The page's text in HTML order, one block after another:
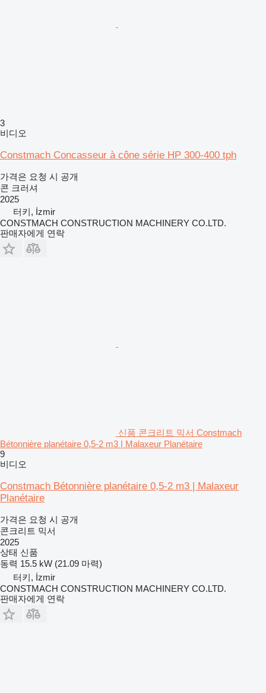
3
비디오
Constmach Concasseur à cône série HP 300-400 tph
가격은 요청 시 공개
콘 크러셔
2025
터키, İzmir
CONSTMACH CONSTRUCTION MACHINERY CO.LTD.
판매자에게 연락
신품 콘크리트 믹서 Constmach
Bétonnière planétaire 0,5-2 m3 | Malaxeur Planétaire
9
비디오
Constmach Bétonnière planétaire 0,5-2 m3 | Malaxeur
Planétaire
가격은 요청 시 공개
콘크리트 믹서
2025
상태 신품
동력 15.5 kW (21.09 마력)
터키, İzmir
CONSTMACH CONSTRUCTION MACHINERY CO.LTD.
판매자에게 연락